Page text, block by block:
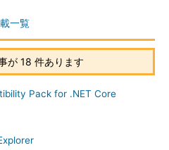
一覧
が 18 件あります
Pack for .NET Core